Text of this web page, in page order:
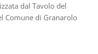
dal Tavolo del
Comune di Granarolo